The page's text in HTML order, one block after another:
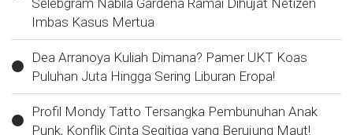
Selebgram Nabila Gardena Ramai Dihujat Netizen
Imbas Kasus Mertua
Dea Arranoya Kuliah Dimana? Pamer UKT Koas
Puluhan Juta Hingga Sering Liburan Eropa!
Profil Mondy Tatto Tersangka Pembunuhan Anak
Punk, Konflik Cinta Segitiga yang Berujung Maut!